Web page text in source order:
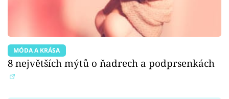
MÓDA A KRÁSA
8 největších mýtů o ňadrech a podprsenkách